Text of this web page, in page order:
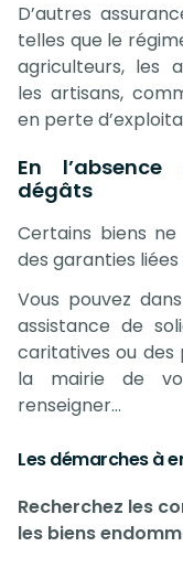
D’autres
telles que le
agriculteurs, les
les artisans,
en perte
En
dégâts
Certains biens
des garanties
Vous pouvez
assistance de
caritatives ou des
la mairie de
renseigner…
Les démarches à
Recherchez les
les biens